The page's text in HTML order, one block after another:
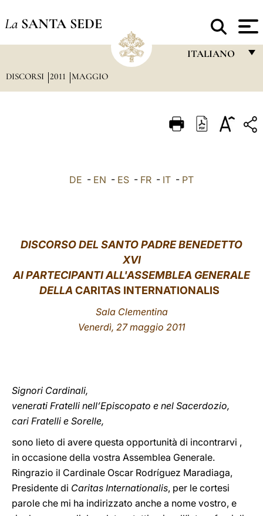
La SANTA SEDE
ITALIANO
ITALIANO
LATINE
DISCORSI 2011 MAGGIO
DE - EN - ES - FR - IT - PT
DISCORSODEL SANTO PADRE BENEDETTO
XVI
AI PARTECIPANTI ALL'ASSEMBLEA GENERALE
DELLA CARITAS INTERNATIONALIS
Sala Clementina
Venerdì, 27 maggio 2011
Signori Cardinali,
venerati Fratelli nell’Episcopato e nel Sacerdozio,
cari Fratelli e Sorelle,
sono lieto di avere questa opportunità di incontrarvi ,
in occasione della vostra Assemblea Generale.
Ringrazio il Cardinale Oscar Rodríguez Maradiaga,
Presidente di Caritas Internationalis, per le cortesi
parole che mi ha indirizzato anche a nome vostro, e